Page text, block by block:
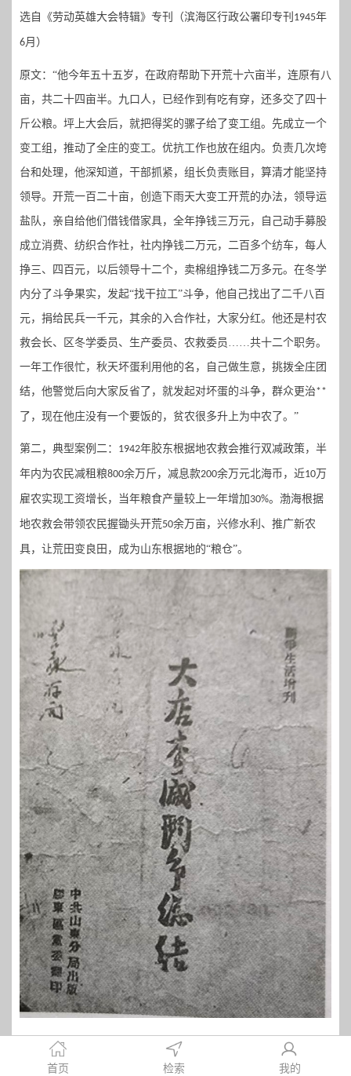
选自《劳动英雄大会特辑》专刊（滨海区行政公署印专刊 1945年
6月）
原文： “他今年五十五岁，在政府帮助下开荒十六亩半，连原有八
亩，共二十四亩半。九口人，已经作到有吃有穿，还多交了四十
斤公粮。坪上大会后，就把得奖的骡子给了变工组。先成立一个
变工组，推动了全庄的变工。优抗工作也放在组内。负责几次垮
台和处理，他深知道，干部抓紧，组长负责账目，算清才能坚持
领导。开荒一百二十亩，创造下雨天大变工开荒的办法，领导运
盐队，亲自给他们借钱借家具，全年挣钱三万元，自己动手募股
成立消费、纺织合作社，社内挣钱二万元，二百多个纺车，每人
挣三、四百元，以后领导十二个，卖棉组挣钱二万多元。在冬学
内分了斗争果实，发起“找干拉工”斗争，他自己找出了二千八百
元，捐给民兵一千元，其余的入合作社，大家分红。他还是村农
救会长、区冬学委员、生产委员、农救委员……共十二个职务。
一年工作很忙，秋天坏蛋利用他的名，自己做生意，挑拨全庄团
结，他警觉后向大家反省了，就发起对坏蛋的斗争，群众更治**
了，现在他庄没有一个要饭的，贫农很多升上为中农了。 ”
第二，典型案例二： 1942年胶东根据地农救会推行双减政策，半
年内为农民减租粮800余万斤，减息款200余万元北海币，近10万
雇农实现工资增长，当年粮食产量较上一年增加 30%。渤海根据
地农救会带领农民握锄头开荒50余万亩，兴修水利、推广新农
具，让荒田变良田，成为山东根据地的“粮仓”。
年春， 山东分局和滨海区党委在莒南大店开展了检查减租减
首页 检索 我的